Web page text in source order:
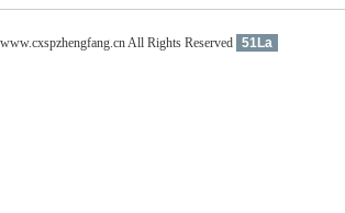
All Rights Reserved 51La